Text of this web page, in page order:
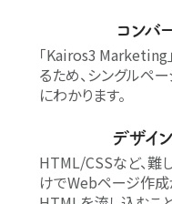
コンバ
｢Kairos3 Marketing
るため、シングルペ
にわかります。
デザイ
HTML/CSSなど、難
けでWebページ作成